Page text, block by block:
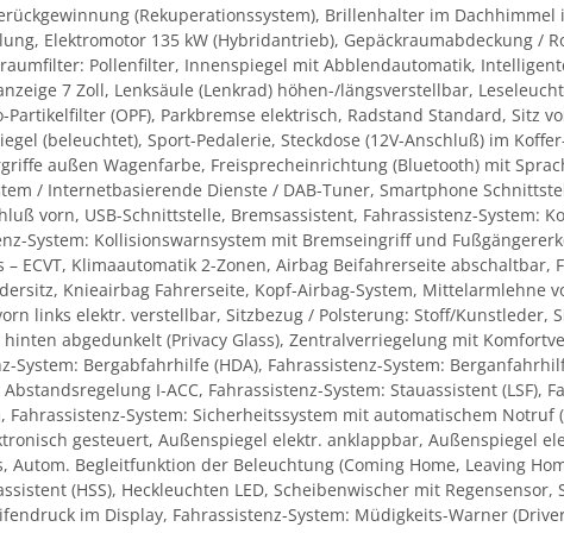
(Rekuperationssystem), Brillenhalter im
Elektromotor 135 kW (Hybridantrieb), Gepäckraumabdeckung /
Pollenfilter, Innenspiegel mit Abblendautomatik,
7 Zoll, Lenksäule (Lenkrad) höhen-/längsverstellbar,
(OPF), Parkbremse elektrisch, Radstand Standard, Sitz
(beleuchtet), Sport-Pedalerie, Steckdose (12V-Anschluß) im
außen Wagenfarbe, Freisprecheinrichtung (Bluetooth) mit
/ Internetbasierende Dienste / DAB-Tuner, Smartphone
vorn, USB-Schnittstelle, Bremsassistent, Fahrassistenz-System:
System: Kollisionswarnsystem mit Bremseingriff und
ECVT, Klimaautomatik 2-Zonen, Airbag Beifahrerseite
Knieairbag Fahrerseite, Kopf-Airbag-System, Mittelarmlehne
links elektr. verstellbar, Sitzbezug / Polsterung: Stoff/Kunstleder,
abgedunkelt (Privacy Glass), Zentralverriegelung mit
System: Bergabfahrhilfe (HDA), Fahrassistenz-System:
I-ACC, Fahrassistenz-System: Stauassistent (LSF),
System: Sicherheitssystem mit automatischem Notruf
gesteuert, Außenspiegel elektr. anklappbar, Außenspiegel
Begleitfunktion der Beleuchtung (Coming Home, Leaving
(HSS), Heckleuchten LED, Scheibenwischer mit Regensensor,
im Display, Fahrassistenz-System: Müdigkeits-Warner